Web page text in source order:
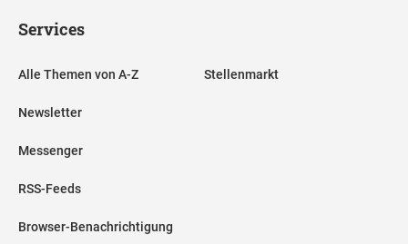
Services
Alle Themen von A-Z
Newsletter
Messenger
RSS-Feeds
Browser-Benachrichtigung
Stellenmarkt